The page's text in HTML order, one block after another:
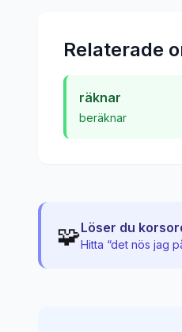
Relaterade
räknar
beräknar
🧩Löser du
Hitta “det nös jag